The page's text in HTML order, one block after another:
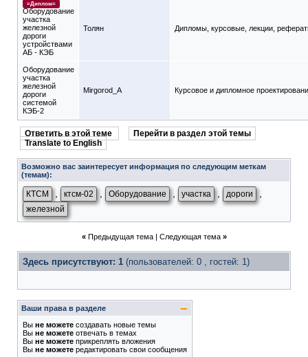
=Диплом=
Оборудование
участка
железной
дороги
устройствами
АБ - КЭБ
Толян Дипломы, курсовые, лекции,
Оборудование
участка
железной
дороги
системой
КЭБ-2
Mirgorod_A Курсовое и дипломное
Ответить в этой теме
Перейти в раздел этой темы
Translate to English
Возможно вас заинтересует информация по следующим меткам
(темам):
КТСМ ктсм-02 Оборудование участка дороги
железной
« Предыдущая тема| Следующая тема »
Здесь присутствуют: 1 (пользователей: 0 , гостей: 1)
Ваши права в разделе
Вы не можете создавать новые темы
Вы не можете отвечать в темах
Вы не можете прикреплять вложения
Вы не можете редактировать свои сообщения